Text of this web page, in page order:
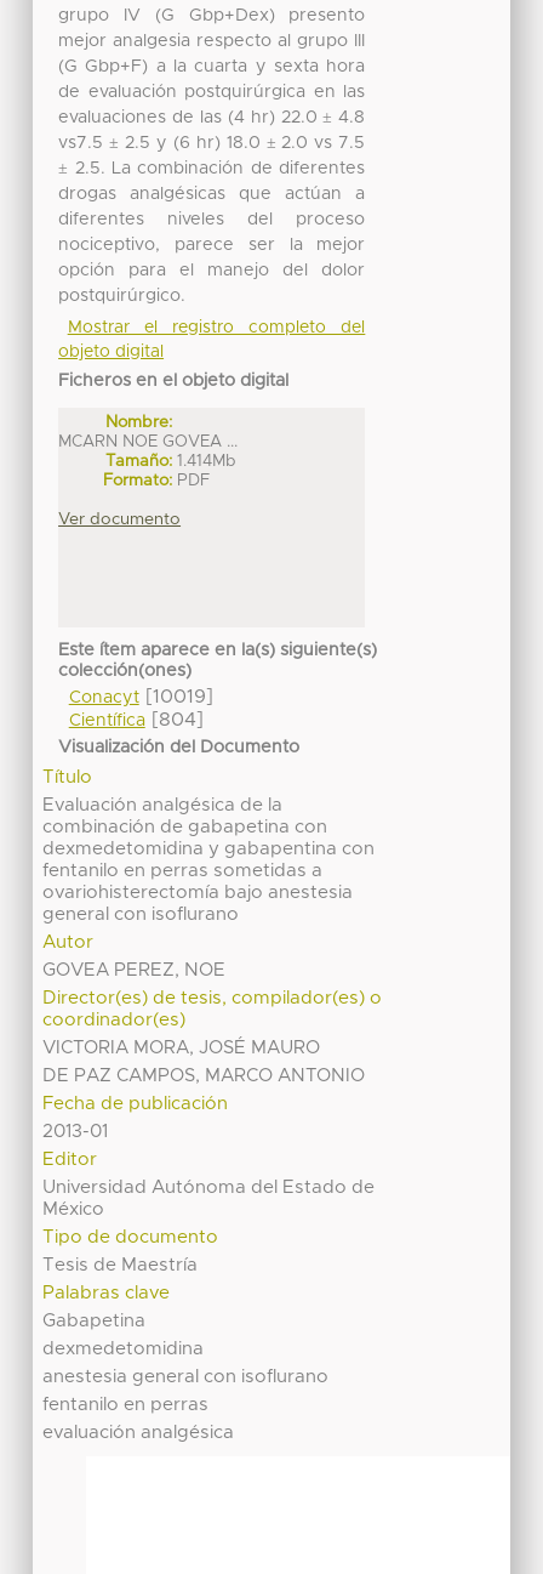
grupo IV (G Gbp+Dex) presento
mejor analgesia respecto al grupo III
(G Gbp+F) a la cuarta y sexta hora
de evaluación postquirúrgica en las
evaluaciones de las (4 hr) 22.0 ± 4.8
vs7.5 ± 2.5 y (6 hr) 18.0 ± 2.0 vs 7.5
± 2.5. La combinación de diferentes
drogas analgésicas que actúan a
diferentes niveles del proceso
nociceptivo, parece ser la mejor
opción para el manejo del dolor
postquirúrgico.
Mostrar el registro completo del
objeto digital
Ficheros en el objeto digital
Nombre:
MCARN NOE GOVEA ...
Tamaño: 1.414Mb
Formato: PDF
Ver documento
Este ítem aparece en la(s) siguiente(s)
colección(ones)
Conacyt[10019]
Científica[804]
Visualización del Documento
Título
Evaluación analgésica de la
combinación de gabapetina con
dexmedetomidina y gabapentina con
fentanilo en perras sometidas a
ovariohisterectomía bajo anestesia
general con isoflurano
Autor
GOVEA PEREZ, NOE
Director(es) de tesis, compilador(es) o
coordinador(es)
VICTORIA MORA, JOSÉ MAURO
DE PAZ CAMPOS, MARCO ANTONIO
Fecha de publicación
2013-01
Editor
Universidad Autónoma del Estado de
México
Tipo de documento
Tesis de Maestría
Palabras clave
Gabapetina
dexmedetomidina
anestesia general con isoflurano
fentanilo en perras
evaluación analgésica